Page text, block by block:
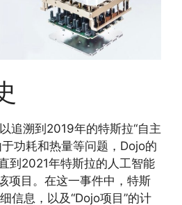
追溯到2019年的特斯拉“自主
功耗和热量等问题，Dojo的
到2021年特斯拉的人工智能
项目。在这一事件中，特斯
信息，以及“Dojo项目”的计